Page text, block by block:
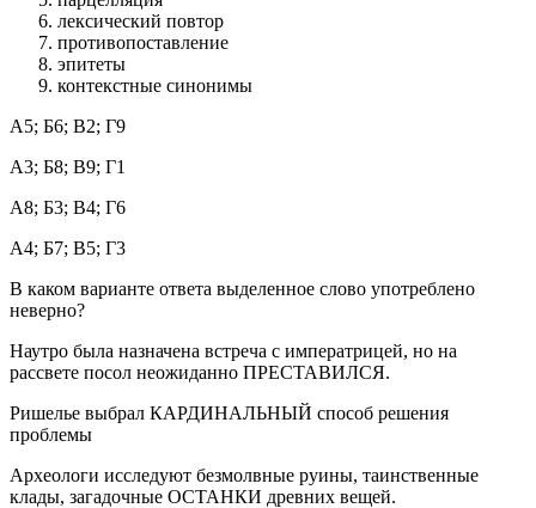
лексический повтор
противопоставление
эпитеты
контекстные синонимы
А5; Б6; В2; Г9
А3; Б8; В9; Г1
А8; Б3; В4; Г6
А4; Б7; В5; Г3
В каком варианте ответа выделенное слово употреблено
неверно?
Наутро была назначена встреча с императрицей, но на
рассвете посол неожиданно ПРЕСТАВИЛСЯ.
Ришелье выбрал КАРДИНАЛЬНЫЙ способ решения
проблемы
Археологи исследуют безмолвные руины, таинственные
клады, загадочные ОСТАНКИ древних вещей.